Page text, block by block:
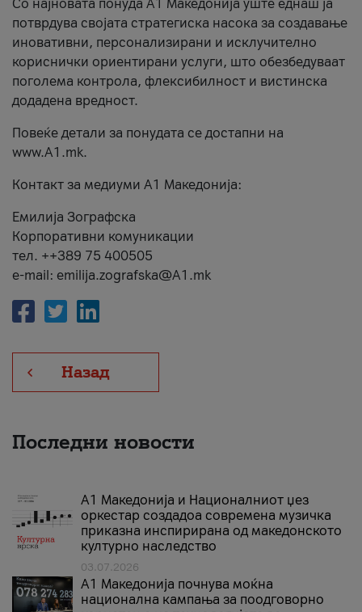
Со најновата понуда А1 Македонија уште еднаш ја
потврдува својата стратегиска насока за создавање
иновативни, персонализирани и исклучително
кориснички ориентирани услуги, што обезбедуваат
поголема контрола, флексибилност и вистинска
додадена вредност.
Повеќе детали за понудата се достапни на
www.А1.mk.
Контакт за медиуми А1 Македонија:
Емилија Зографска
Корпоративни комуникации
тел. ++389 75 400505
e-mail: emilija.zografska@A1.mk
Назад
Последни новости
А1 Македонија и Националниот џез
оркестар создадоа современа музичка
приказна инспирирана од македонското
културно наследство
03.07.2026
A1 Македонија почнува моќна
национална кампања за поодговорно